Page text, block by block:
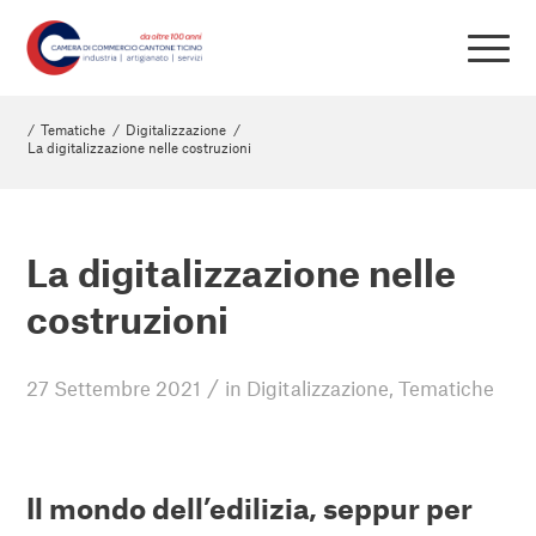
/ Tematiche / Digitalizzazione /
La digitalizzazione nelle costruzioni
La digitalizzazione nelle
costruzioni
27 Settembre 2021 / in Digitalizzazione,Tematiche
Il mondo dell’edilizia, seppur per